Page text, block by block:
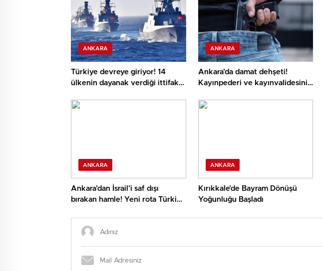
ANKARA
Türkiye devreye giriyor! 14
ülkenin dayanak verdiği ittifak
ANKARA
Ankara’da damat dehşeti!
Kayınpederi ve kayınvalidesini
ANKARA
Ankara’dan İsrail’i saf dışı
bırakan hamle! Yeni rota Türkiye
ANKARA
Kırıkkale’de Bayram Dönüşü
Yoğunluğu Başladı